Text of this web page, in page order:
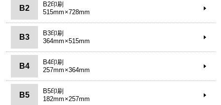
B2
B2印刷
515mm×728mm
B3
B3印刷
364mm×515mm
B4
B4印刷
257mm×364mm
B5
B5印刷
182mm×257mm